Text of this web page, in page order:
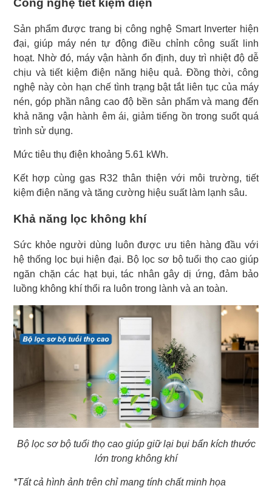
Công nghệ tiết kiệm điện
Sản phẩm được trang bị công nghệ Smart Inverter hiện
đại, giúp máy nén tự động điều chỉnh công suất linh
hoạt. Nhờ đó, máy vận hành ổn định, duy trì nhiệt độ dễ
chịu và tiết kiệm điện năng hiệu quả. Đồng thời, công
nghệ này còn hạn chế tình trạng bật tắt liên tục của máy
nén, góp phần nâng cao độ bền sản phẩm và mang đến
khả năng vận hành êm ái, giảm tiếng ồn trong suốt quá
trình sử dụng.
Mức tiêu thụ điện khoảng 5.61 kWh.
Kết hợp cùng gas R32 thân thiện với môi trường, tiết
kiệm điện năng và tăng cường hiệu suất làm lạnh sâu.
Khả năng lọc không khí
Sức khỏe người dùng luôn được ưu tiên hàng đầu với
hệ thống lọc bụi hiện đại. Bộ lọc sơ bộ tuổi thọ cao giúp
ngăn chặn các hạt bụi, tác nhân gây dị ứng, đảm bảo
luồng không khí thổi ra luôn trong lành và an toàn.
Bộ lọc sơ bộ tuổi thọ cao giúp giữ lại bụi bẩn kích thước
lớn trong không khí
*Tất cả hình ảnh trên chỉ mang tính chất minh họa